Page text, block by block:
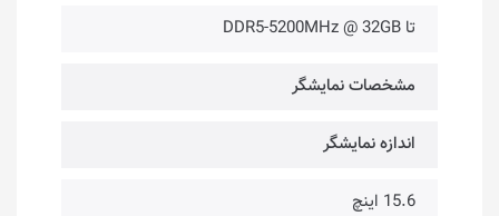
تا DDR5-5200MHz @ 32GB
مشخصات نمایشگر
اندازه نمایشگر
15.6 اینچ